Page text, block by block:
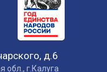
д.6
обл., г.Калуга